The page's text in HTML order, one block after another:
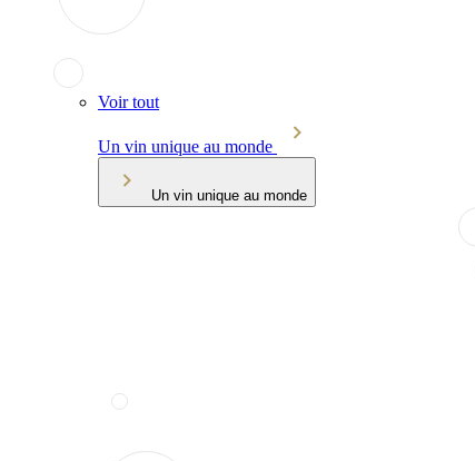
Voir tout
Un vin unique au monde
Un vin unique au monde